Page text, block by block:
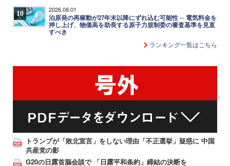
10 2026.08.01
泊原発の再稼動が27年末以降にずれ込む可能性 ─ 電気料金を
押し上げ、物価高を助長する原子力規制委の審査基準を見直
すべき
ランキング一覧はこちら
トランプが「敗北宣言」をしない理由「不正選挙」疑惑に 中国
共産党の影
G20の日露首脳会談で 「日露平和条約」締結の決断を